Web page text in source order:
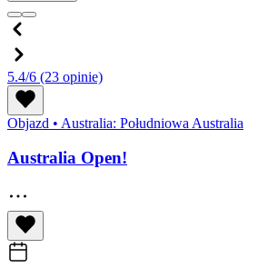
5.4/6 (23 opinie)
Objazd • Australia: Południowa Australia
Australia Open!